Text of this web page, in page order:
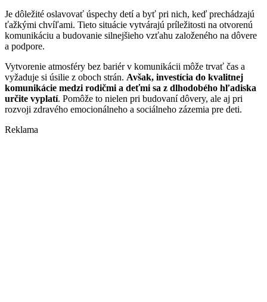
Je dôležité oslavovať úspechy detí a byť pri nich, keď prechádzajú
ťažkými chvíľami. Tieto situácie vytvárajú príležitosti na otvorenú
komunikáciu a budovanie silnejšieho vzťahu založeného na dôvere
a podpore.
Vytvorenie atmosféry bez bariér v komunikácii môže trvať čas a
vyžaduje si úsilie z oboch strán. Avšak, investícia do kvalitnej
komunikácie medzi rodičmi a deťmi sa z dlhodobého hľadiska
určite vyplatí. Pomôže to nielen pri budovaní dôvery, ale aj pri
rozvoji zdravého emocionálneho a sociálneho zázemia pre deti.
Reklama